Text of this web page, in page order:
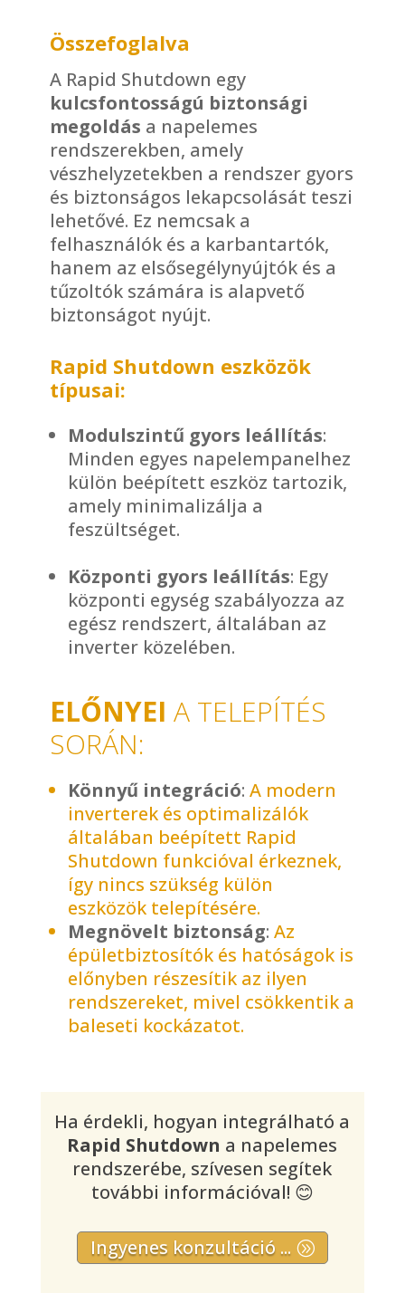
Összefoglalva
A Rapid Shutdown egy
kulcsfontosságú biztonsági
megoldás a napelemes
rendszerekben, amely
vészhelyzetekben a rendszer gyors
és biztonságos lekapcsolását teszi
lehetővé. Ez nemcsak a
felhasználók és a karbantartók,
hanem az elsősegélynyújtók és a
tűzoltók számára is alapvető
biztonságot nyújt.
Rapid Shutdown eszközök
típusai:
Modulszintű gyors leállítás:
Minden egyes napelempanelhez
külön beépített eszköz tartozik,
amely minimalizálja a
feszültséget.
Központi gyors leállítás: Egy
központi egység szabályozza az
egész rendszert, általában az
inverter közelében.
ELŐNYEI A TELEPÍTÉS
SORÁN:
Könnyű integráció: A modern
inverterek és optimalizálók
általában beépített Rapid
Shutdown funkcióval érkeznek,
így nincs szükség külön
eszközök telepítésére.
Megnövelt biztonság: Az
épületbiztosítók és hatóságok is
előnyben részesítik az ilyen
rendszereket, mivel csökkentik a
baleseti kockázatot.
Ha érdekli, hogyan integrálható a
Rapid Shutdown a napelemes
rendszerébe, szívesen segítek
további információval! 😊
Ingyenes konzultáció ...